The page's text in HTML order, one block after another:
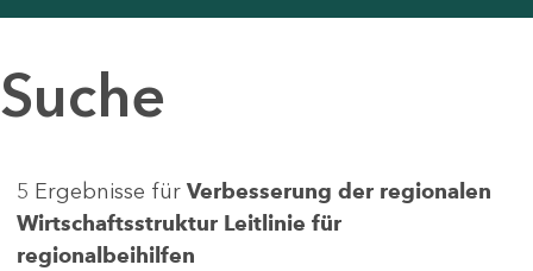
Suche
5 Ergebnisse für Verbesserung der regionalen
Wirtschaftsstruktur Leitlinie für
regionalbeihilfen